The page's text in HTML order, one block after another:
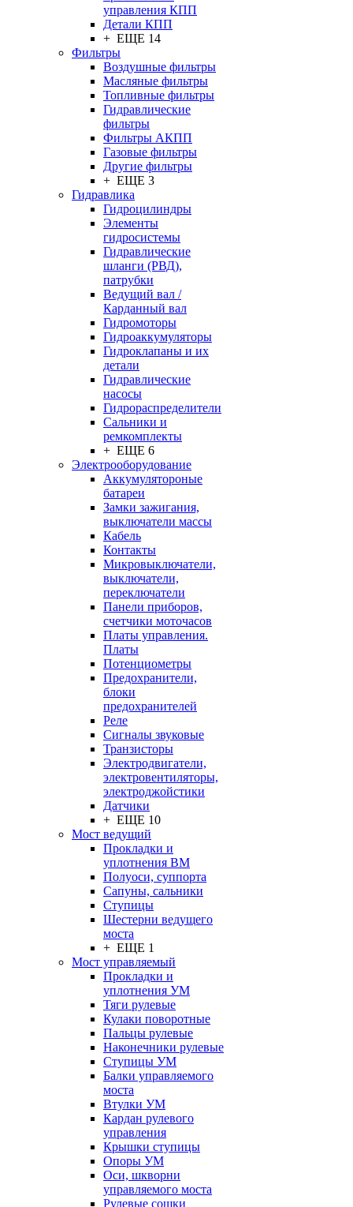
управления КПП
Детали КПП
+ ЕЩЕ 14
Фильтры
Воздушные фильтры
Масляные фильтры
Топливные фильтры
Гидравлические
фильтры
Фильтры АКПП
Газовые фильтры
Другие фильтры
+ ЕЩЕ 3
Гидравлика
Гидроцилиндры
Элементы
гидросистемы
Гидравлические
шланги (РВД),
патрубки
Ведущий вал /
Карданный вал
Гидромоторы
Гидроаккумуляторы
Гидроклапаны и их
детали
Гидравлические
насосы
Гидрораспределители
Сальники и
ремкомплекты
+ ЕЩЕ 6
Электрооборудование
Аккумулятороные
батареи
Замки зажигания,
выключатели массы
Кабель
Контакты
Микровыключатели,
выключатели,
переключатели
Панели приборов,
счетчики моточасов
Платы управления.
Платы
Потенциометры
Предохранители,
блоки
предохранителей
Реле
Сигналы звуковые
Транзисторы
Электродвигатели,
электровентиляторы,
электроджойстики
Датчики
+ ЕЩЕ 10
Мост ведущий
Прокладки и
уплотнения ВМ
Полуоси, суппорта
Сапуны, сальники
Ступицы
Шестерни ведущего
моста
+ ЕЩЕ 1
Мост управляемый
Прокладки и
уплотнения УМ
Тяги рулевые
Кулаки поворотные
Пальцы рулевые
Наконечники рулевые
Ступицы УМ
Балки управляемого
моста
Втулки УМ
Кардан рулевого
управления
Крышки ступицы
Опоры УМ
Оси, шкворни
управляемого моста
Рулевые сошки